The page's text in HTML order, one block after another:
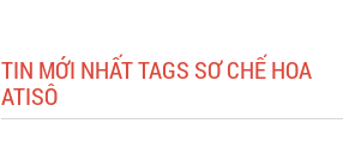
TIN MỚI NHẤT TAGS SƠ CHẾ HOA
ATISÔ